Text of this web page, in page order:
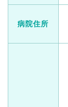
病院住所